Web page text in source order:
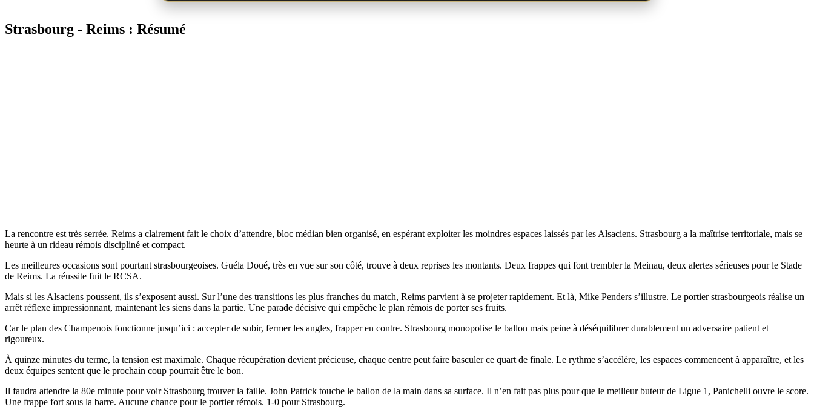
Strasbourg - Reims : Résumé
La rencontre est très serrée. Reims a clairement fait le choix d’attendre, bloc médian bien organisé, en espérant exploiter les moindres espaces laissés par les Alsaciens. Strasbourg a la maîtrise territoriale, mais se
heurte à un rideau rémois discipliné et compact.
Les meilleures occasions sont pourtant strasbourgeoises. Guéla Doué, très en vue sur son côté, trouve à deux reprises les montants. Deux frappes qui font trembler la Meinau, deux alertes sérieuses pour le Stade
de Reims. La réussite fuit le RCSA.
Mais si les Alsaciens poussent, ils s’exposent aussi. Sur l’une des transitions les plus franches du match, Reims parvient à se projeter rapidement. Et là, Mike Penders s’illustre. Le portier strasbourgeois réalise un
arrêt réflexe impressionnant, maintenant les siens dans la partie. Une parade décisive qui empêche le plan rémois de porter ses fruits.
Car le plan des Champenois fonctionne jusqu’ici : accepter de subir, fermer les angles, frapper en contre. Strasbourg monopolise le ballon mais peine à déséquilibrer durablement un adversaire patient et
rigoureux.
À quinze minutes du terme, la tension est maximale. Chaque récupération devient précieuse, chaque centre peut faire basculer ce quart de finale. Le rythme s’accélère, les espaces commencent à apparaître, et les
deux équipes sentent que le prochain coup pourrait être le bon.
Il faudra attendre la 80e minute pour voir Strasbourg trouver la faille. John Patrick touche le ballon de la main dans sa surface. Il n’en fait pas plus pour que le meilleur buteur de Ligue 1, Panichelli ouvre le score.
Une frappe fort sous la barre. Aucune chance pour le portier rémois. 1-0 pour Strasbourg.